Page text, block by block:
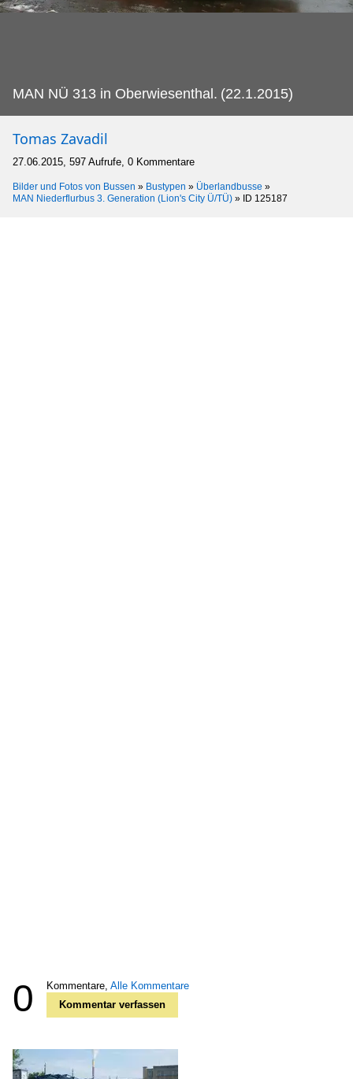
MAN NÜ 313 in Oberwiesenthal. (22.1.2015)
Tomas Zavadil
27.06.2015, 597 Aufrufe, 0 Kommentare
Bilder und Fotos von Bussen » Bustypen » Überlandbusse »
MAN Niederflurbus 3. Generation (Lion's City Ü/TÜ) » ID 125187
0 Kommentare, Alle Kommentare
Kommentar verfassen